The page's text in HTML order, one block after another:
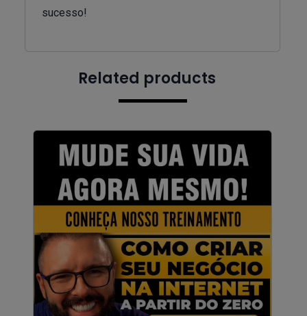
sucesso!
Related products